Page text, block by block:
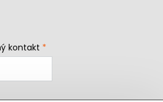
kontakt *